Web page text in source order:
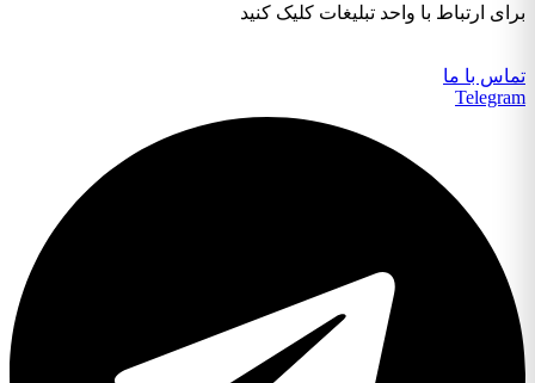
برای ارتباط با واحد تبلیغات کلیک کنید
تماس با ما
Telegram